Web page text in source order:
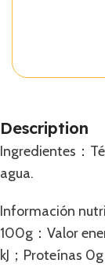
Description
Ingredientes：
agua.
Información
100g：Valor
kJ；Proteínas